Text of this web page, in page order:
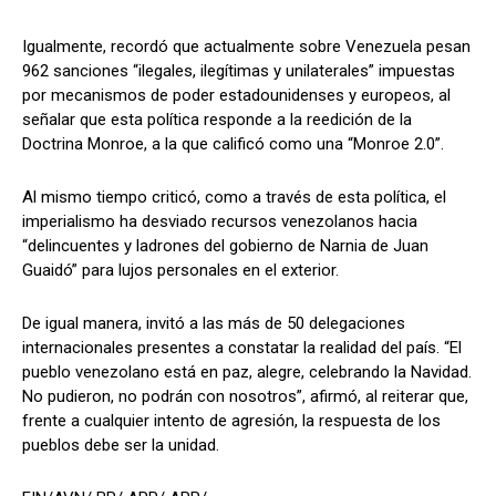
Igualmente, recordó que actualmente sobre Venezuela pesan
962 sanciones “ilegales, ilegítimas y unilaterales” impuestas
por mecanismos de poder estadounidenses y europeos, al
señalar que esta política responde a la reedición de la
Doctrina Monroe, a la que calificó como una “Monroe 2.0”.
Al mismo tiempo criticó, como a través de esta política, el
imperialismo ha desviado recursos venezolanos hacia
“delincuentes y ladrones del gobierno de Narnia de Juan
Guaidó” para lujos personales en el exterior.
De igual manera, invitó a las más de 50 delegaciones
internacionales presentes a constatar la realidad del país. “El
pueblo venezolano está en paz, alegre, celebrando la Navidad.
No pudieron, no podrán con nosotros”, afirmó, al reiterar que,
frente a cualquier intento de agresión, la respuesta de los
pueblos debe ser la unidad.